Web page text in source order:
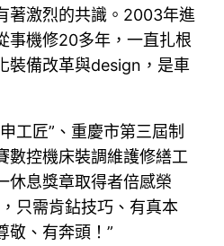
著激烈的共識。2003年進
事機修20多年，一直扎根
裝備改革與design，是車
工匠”、重慶市第三屆制
數控機床裝調維護修繕工
休息獎章取得者倍感榮
只需肯鉆技巧、有真本
敬、有奔頭！”